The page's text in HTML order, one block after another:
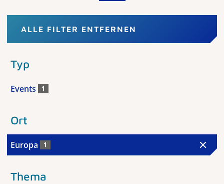
ALLE FILTER ENTFERNEN
Typ
Events 1
Ort
Europa 1
Thema